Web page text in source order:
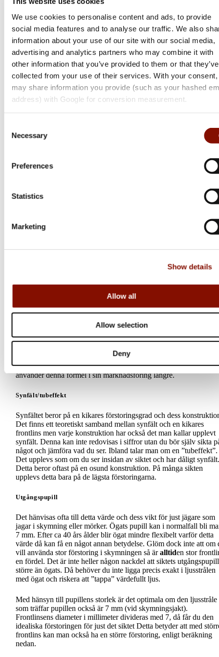
We use cookies to personalise content and ads, to provide
social media features and to analyse our traffic. We also
information about your use of our site with our social media,
advertising and analytics partners who may combine it with
other information that you’ve provided to them or that they’ve
collected from your use of their services. With your consent,
may share information you provide (such as your hashed
address) with Google for conversion measurement.
Selection
Necessary
Preferences
Statistics
Marketing
Show details
Allow all
Allow selection
Deny
Gå helt enkelt ut i solljus, titta genom kikaren och vrid dig mot
titta inte direkt in i solen!)
Ju sämre antireflexbehandling desto
tidigare uppstår ett mjölkaktigt skimmer i kikaren. Titta gärna
någonstans med skuggor och dålig kontrast. Att titta på en
skylt mitt på dagen är inte lika utslagsgivande.
Ljustransmission är en viktig parameter
mäta objektivt men det är långt ifrån alla tillverkare som uppger
värde. Ljustransmission är också precis det som det låter som –
Därför är också detta ett värde som är mycket intressant för dig
De bästa Europeiska kikartillverkarna ligger på 90 - 95 % medan
finns fabrikat som ligger neråt 60 % ljustransmission. Skillnader
% och mer går att urskilja med det mänskliga ögat.
Skymningsvärde är en matematisk formel för att räkna ut hur
ett sikte är i skymningen. Tyvärr tar inte formeln hänsyn till
siktets/kikarens kvalitet och konstruktion. Det finns inte många
använder denna formel i sin marknadsföring längre.
Synfält/tubeffekt
Synfältet beror på en kikares förstoringsgrad och dess
Det finns ett teoretiskt samband mellan synfält och en kikares
frontlins men varje konstruktion har också det man kallar upplevt
synfält. Denna kan inte redovisas i siffror utan du bör själv sikta
något och jämföra vad du ser. Ibland talar man om en ”tubeffekt”.
Det upplevs som om du ser insidan av siktet och har dåligt synfält.
Detta beror oftast på en osund konstruktion. På många sikten
upplevs detta bara på de lägsta förstoringarna.
Utgångspupill
Det hänvisas ofta till detta värde och dess vikt för just jägare som
jagar i skymning eller mörker. Ögats pupill kan i normalfall bli
7 mm. Efter ca 40 års ålder blir ögat mindre flexibelt varför detta
värde då kan få en något annan betydelse. Glöm dock inte att om
vill använda stor förstoring i skymningen så äralltiden stor
en fördel. Det är inte heller någon nackdel att siktets
större än ögats. Då behöver du inte ligga precis exakt i ljusstrålen
med ögat och riskera att ”tappa” värdefullt ljus.
Med hänsyn till pupillens storlek är det optimala om den ljusstråle
som träffar pupillen också är 7 mm (vid skymningsjakt).
Frontlinsens diameter i millimeter divideras med 7, då får du den
idealiska förstoringen för just det siktet Detta betyder att med
frontlins kan man också ha en större förstoring, enligt beräkning
nedan.